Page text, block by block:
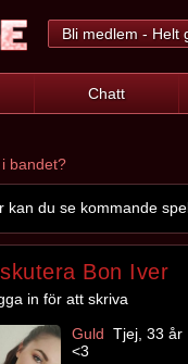
Bli medlem - Helt
Chatt
bandet?
kan du se kommande
Bon Iver
in för att skriva
Guld Tjej, 33 år
<3